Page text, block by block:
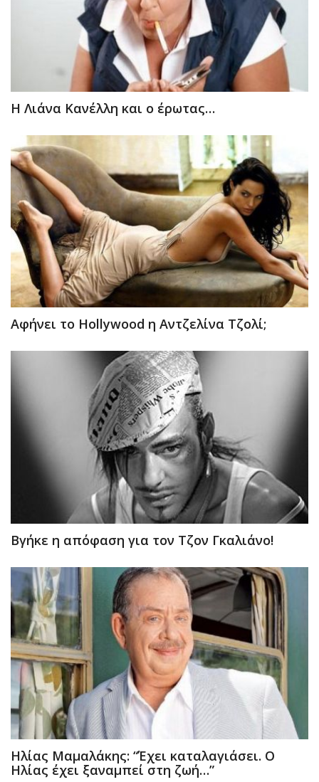
Η Λιάνα Κανέλλη και ο έρωτας…
Αφήνει το Hollywood η Αντζελίνα Τζολί;
Βγήκε η απόφαση για τον Τζον Γκαλιάνο!
Ηλίας Μαμαλάκης: “Έχει καταλαγιάσει. Ο
Ηλίας έχει ξαναμπεί στη ζωή…”